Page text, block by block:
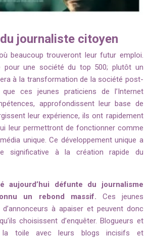
du journaliste citoyen
beaucoup trouveront leur futur emploi.
pour une société du top 500; plutôt un
à la transformation de la société post-
ces jeunes praticiens de l’Internet
approfondissent leur base de
leur expérience, ils ont rapidement
leur permettront de fonctionner comme
unique.Ce développement unique a
significative à la création rapide du
aujourd’hui défunte du journalisme
un rebond massif. Ces jeunes
d’annonceurs à apaiser et peuvent donc
choisissent d’enquêter.Blogueurs et
la toile avec leurs blogs incisifs et